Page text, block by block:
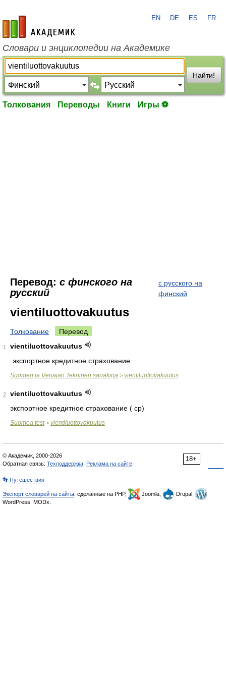
academic.ru
EN DE ES FR
Словари и энциклопедии на Академике
Найти!
Толкования Переводы Книги Игры ⚽
Перевод: с финского на
русский
с русского на
финский
vientiluottovakuutus
Толкование Перевод
1
vientiluottovakuutus
экспортное кредитное страхование
Suomen ja Venäjän Tekninen sanakirja > vientiluottovakuutus
2
vientiluottovakuutus
экспортное кредитное страхование ( ср)
Suomea test> vientiluottovakuutus
18+
© Академик, 2000-2026
Обратная связь: Техподдержка Реклама на сайте
👣 Путешествия
Экспорт словарей на сайты , сделанные на PHP, Joomla,
Drupal,
WordPress, MODx.